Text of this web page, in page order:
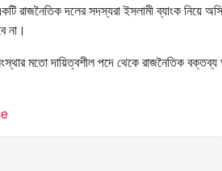
রাজনৈতিক দলের সদস্যরা ইসলামী ব্যাংক নিয়ে
না।
মতো দায়িত্বশীল পদে থেকে রাজনৈতিক